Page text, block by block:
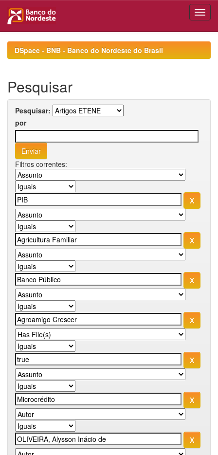
navigationDSpace - BNB - Banco do Nordeste do Brasil
Pesquisar
Pesquisar:
por
Filtros correntes: